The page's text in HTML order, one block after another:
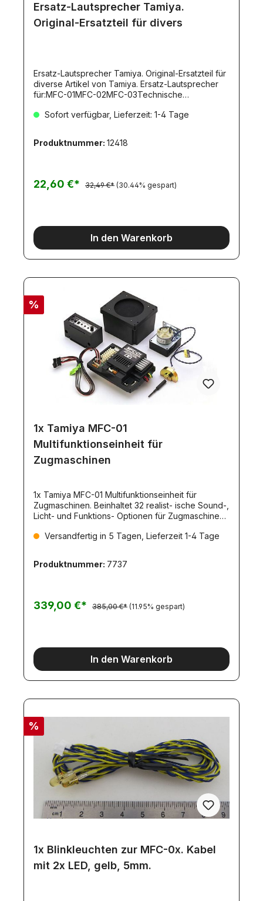
Ersatz-Lautsprecher Tamiya.
Original-Ersatzteil für divers
Ersatz-Lautsprecher Tamiya. Original-Ersatzteil für
diverse Artikel von Tamiya. Ersatz-Lautsprecher
für:MFC-01MFC-02MFC-03Technische
70x70x29mm
Sofort verfügbar, Lieferzeit: 1-4 Tage
Produktnummer: 12418
22,60 €* 32,49 €* (30.44% gespart)
In den Warenkorb
%
1x Tamiya MFC-01
Multifunktionseinheit für
Zugmaschinen
1x Tamiya MFC-01 Multifunktionseinheit für
Zugmaschinen. Beinhaltet 32 realist- ische Sound-,
Licht- und Funktions- Optionen für Zugmaschinen
Style!Funktionsumfang:Sounds:Akustisches Signal,
Schaltgeräusche, Luftdruckbremse,
Luftablassen, Abstellen des Motors, Warnung bei
Nachlassen der Akkuleistung.Licht:Positionslicht
Rückfahrscheinwerfer.Zusatzfunktionen:Elektronis
cher Fahrregler mit feinfühliger Regelung und
Zentralsteuereinheit, Anleitung.
Versandfertig in 5 Tagen, Lieferzeit 1-4 Tage
Produktnummer: 7737
339,00 €* 385,00 €* (11.95% gespart)
In den Warenkorb
%
1x Blinkleuchten zur MFC-0x. Kabel
mit 2x LED, gelb, 5mm.